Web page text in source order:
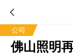
公司
佛山照明